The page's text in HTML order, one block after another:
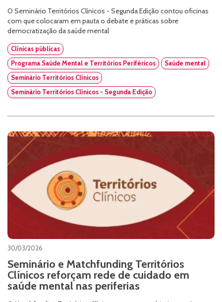
O Seminário Territórios Clínicos - Segunda Edição contou oficinas
com que colocaram em pauta o debate e práticas sobre
democratização da saúde mental
Clínicas públicas
Programa Saúde Mental e Territórios Periféricos
Saúde mental
Seminário Territórios Clínicos
Seminário Territórios Clínicos - Segunda Edição
30/03/2026
Seminário e Matchfunding Territórios
Clínicos reforçam rede de cuidado em
saúde mental nas periferias